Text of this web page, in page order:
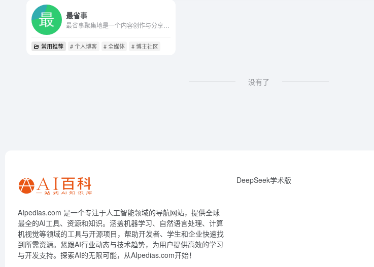
最省事
常用推荐 # 个人博客 # 全媒体 # 博主社区
没有了
AIpedias.com 是一个专注于人工智能领域的导航网站，提供全球
最全的AI工具、资源和知识。涵盖机器学习、自然语言处理、计算
机视觉等领域的工具与开源项目，帮助开发者、学生和企业快速找
到所需资源。紧跟AI行业动态与技术趋势，为用户提供高效的学习
与开发支持。探索AI的无限可能，从AIpedias.com开始！
DeepSeek学术版